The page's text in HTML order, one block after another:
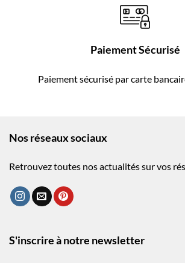
Paiement Sécurisé
Paiement sécurisé par carte
Nos réseaux sociaux
Retrouvez toutes nos actualités sur vos
S'inscrire à notre newsletter